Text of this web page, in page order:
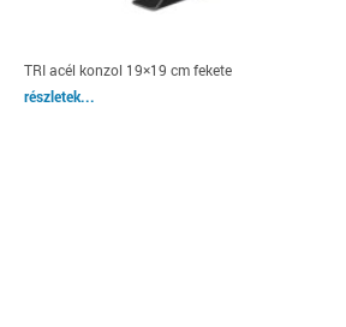
TRI acél konzol 19×19 cm fekete
részletek...